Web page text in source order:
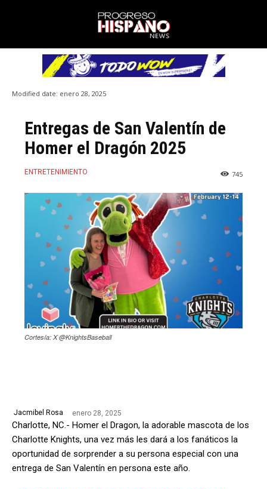
Modified date: enero 28, 2025
Entregas de San Valentín de
Homer el Dragón 2025
ENTRETENIMIENTO 745
Cortesía: X @KnightsBaseball
Jacmibel Rosa enero 28, 2025
Charlotte, NC.- Homer el Dragon, la adorable mascota de los
Charlotte Knights, una vez más les dará a los fanáticos la
oportunidad de sorprender a su persona especial con una
entrega de San Valentín en persona este año.